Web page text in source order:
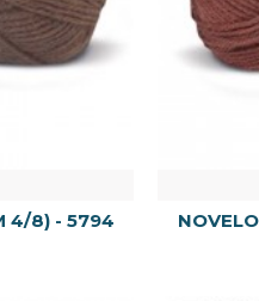
4/8) - 5794